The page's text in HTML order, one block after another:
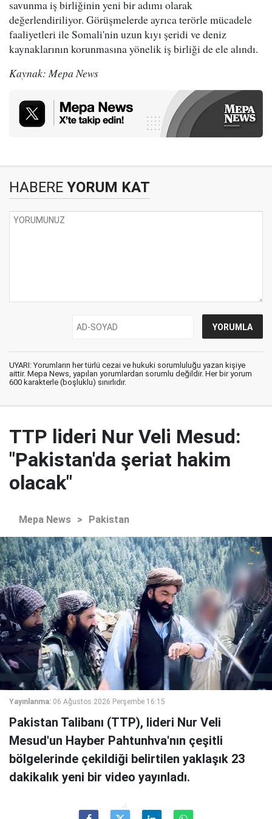
savunma iş birliğinin yeni bir adımı olarak
değerlendiriliyor. Görüşmelerde ayrıca terörle mücadele
faaliyetleri ile Somali'nin uzun kıyı şeridi ve deniz
kaynaklarının korunmasına yönelik iş birliği de ele alındı.
Kaynak: Mepa News
HABERE YORUM KAT
UYARI: Yorumların her türlü cezai ve hukuki sorumluluğu yazan kişiye
aittir. Mepa News, yapılan yorumlardan sorumlu değildir. Her bir yorum
600 karakterle (boşluklu) sınırlıdır.
TTP lideri Nur Veli Mesud:
"Pakistan'da şeriat hakim
olacak"
Mepa News > Pakistan
Yayınlanma: 06 Ağustos 2026 Perşembe 16:15
Pakistan Talibanı (TTP), lideri Nur Veli
Mesud'un Hayber Pahtunhva'nın çeşitli
bölgelerinde çekildiği belirtilen yaklaşık 23
dakikalık yeni bir video yayınladı.